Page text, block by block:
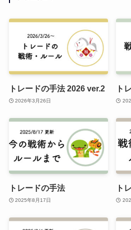
トレードの手法 2026 ver.2
2026年3月26日
ト
トレードの手法
2025年8月17日
ト